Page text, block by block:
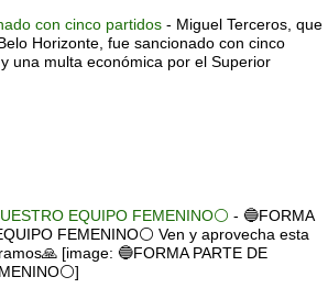
con cinco partidos - Miguel Terceros, que
Horizonte, fue sancionado con cinco
una multa económica por el Superior
EQUIPO FEMENINO⚪ - 🔵FORMA
FEMENINO⚪ Ven y aprovecha esta
[image: 🔵FORMA PARTE DE